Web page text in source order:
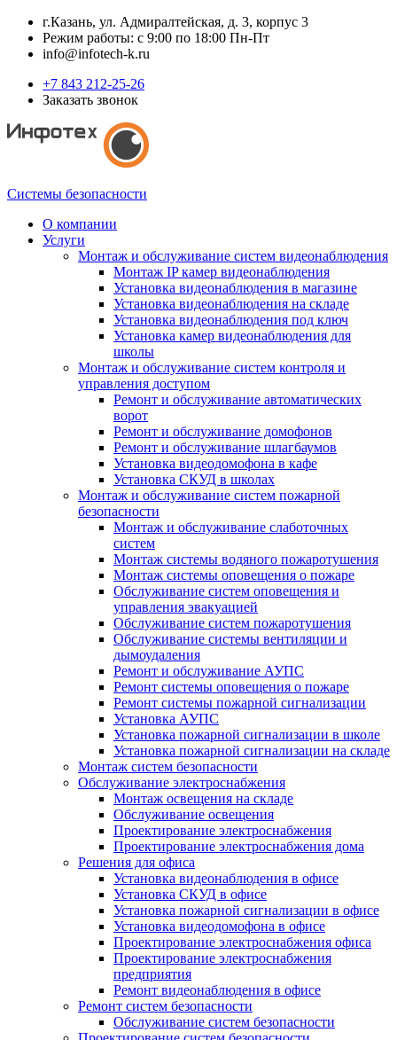
г.Казань, ул. Адмиралтейская, д. 3, корпус 3
Режим работы: с 9:00 по 18:00 Пн-Пт
info@infotech-k.ru
+7 843 212-25-26
Заказать звонок
Системы безопасности
О компании
Услуги
Монтаж и обслуживание систем видеонаблюдения
Монтаж IP камер видеонаблюдения
Установка видеонаблюдения в магазине
Установка видеонаблюдения на складе
Установка видеонаблюдения под ключ
Установка камер видеонаблюдения для
школы
Монтаж и обслуживание систем контроля и
управления доступом
Ремонт и обслуживание автоматических
ворот
Ремонт и обслуживание домофонов
Ремонт и обслуживание шлагбаумов
Установка видеодомофона в кафе
Установка СКУД в школах
Монтаж и обслуживание систем пожарной
безопасности
Монтаж и обслуживание слаботочных
систем
Монтаж системы водяного пожаротушения
Монтаж системы оповещения о пожаре
Обслуживание систем оповещения и
управления эвакуацией
Обслуживание систем пожаротушения
Обслуживание системы вентиляции и
дымоудаления
Ремонт и обслуживание АУПС
Ремонт системы оповещения о пожаре
Ремонт системы пожарной сигнализации
Установка АУПС
Установка пожарной сигнализации в школе
Установка пожарной сигнализации на складе
Монтаж систем безопасности
Обслуживание электроснабжения
Монтаж освещения на складе
Обслуживание освещения
Проектирование электроснабжения
Проектирование электроснабжения дома
Решения для офиса
Установка видеонаблюдения в офисе
Установка СКУД в офисе
Установка пожарной сигнализации в офисе
Установка видеодомофона в офисе
Проектирование электроснабжения офиса
Проектирование электроснабжения
предприятия
Ремонт видеонаблюдения в офисе
Ремонт систем безопасности
Обслуживание систем безопасности